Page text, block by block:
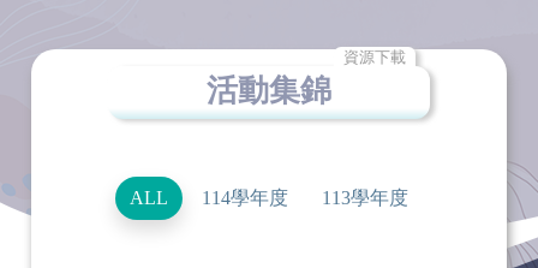
資源下載
活動集錦
ALL 114學年度 113學年度